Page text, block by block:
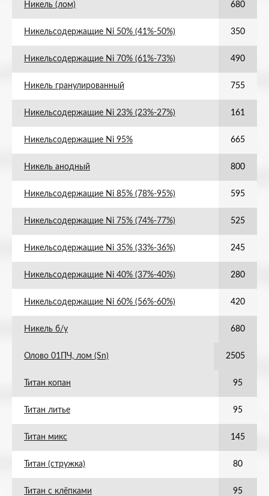
Никель (лом) 680
Никельсодержащие Ni 50% (41%-50%) 350
Никельсодержащие Ni 70% (61%-73%) 490
Никель гранулированный 755
Никельсодержащие Ni 23% (23%-27%) 161
Никельсодержащие Ni 95% 665
Никель анодный 800
Никельсодержащие Ni 85% (78%-95%) 595
Никельсодержащие Ni 75% (74%-77%) 525
Никельсодержащие Ni 35% (33%-36%) 245
Никельсодержащие Ni 40% (37%-40%) 280
Никельсодержащие Ni 60% (56%-60%) 420
Никель б/у 680
Олово 01ПЧ, лом (Sn) 2505
Титан копан 95
Титан литье 95
Титан микс 145
Титан (стружка) 80
Титан с клёпками 95